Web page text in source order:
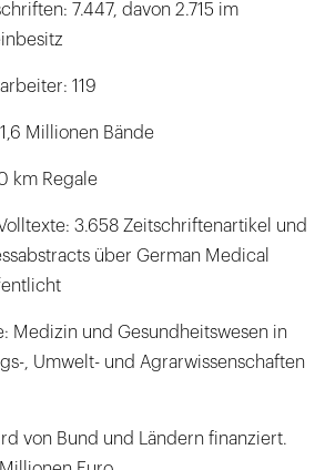
7.447, davon 2.715 im
119
Millionen Bände
km Regale
3.658 Zeitschriftenartikel und
über German Medical
Medizin und Gesundheitswesen in
, Umwelt- und Agrarwissenschaften
von Bund und Ländern finanziert.